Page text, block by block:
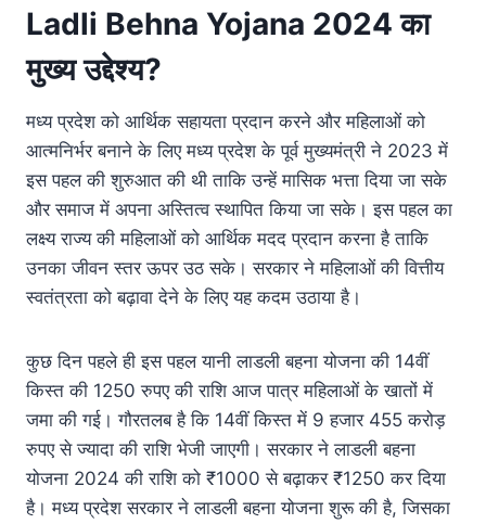
Ladli Behna Yojana 2024का
मुख्य उद्देश्य?
मध्य प्रदेश को आर्थिक सहायता प्रदान करने और महिलाओं को
आत्मनिर्भर बनाने के लिए मध्य प्रदेश के पूर्व मुख्यमंत्री ने 2023 में
इस पहल की शुरुआत की थी ताकि उन्हें मासिक भत्ता दिया जा सके
और समाज में अपना अस्तित्व स्थापित किया जा सके। इस पहल का
लक्ष्य राज्य की महिलाओं को आर्थिक मदद प्रदान करना है ताकि
उनका जीवन स्तर ऊपर उठ सके। सरकार ने महिलाओं की वित्तीय
स्वतंत्रता को बढ़ावा देने के लिए यह कदम उठाया है।
कुछ दिन पहले ही इस पहल यानी लाडली बहना योजना की 14वीं
किस्त की 1250 रुपए की राशि आज पात्र महिलाओं के खातों में
जमा की गई। गौरतलब है कि 14वीं किस्त में 9 हजार 455 करोड़
रुपए से ज्यादा की राशि भेजी जाएगी। सरकार ने लाडली बहना
योजना 2024 की राशि को ₹1000 से बढ़ाकर ₹1250 कर दिया
है। मध्य प्रदेश सरकार ने लाडली बहना योजना शुरू की है, जिसका